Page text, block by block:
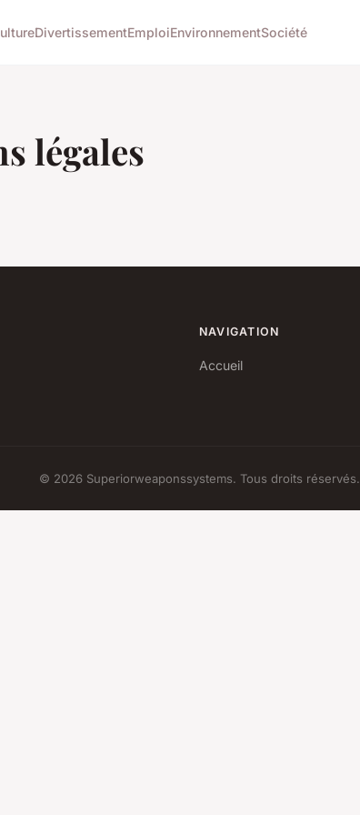
DivertissementEmploiEnvironnementSociété
légales
NAVIGATION
Accueil
© 2026 Superiorweaponssystems. Tous droits réservés.